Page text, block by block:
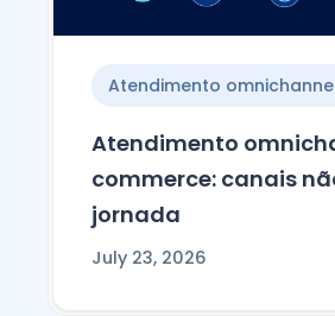
Atendimento
Atendimento
commerce: canais
jornada
July 23, 2026